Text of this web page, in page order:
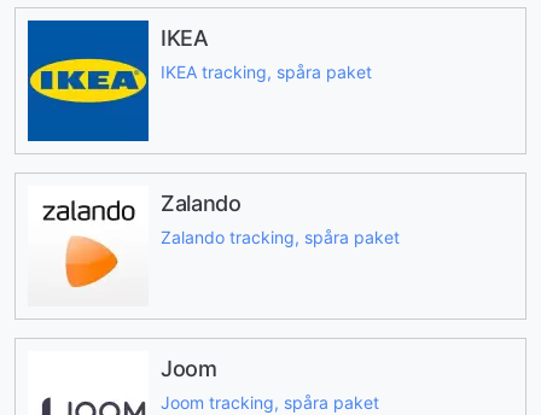
IKEA
IKEA tracking, spåra paket
Zalando
Zalando tracking, spåra paket
Joom
Joom tracking, spåra paket